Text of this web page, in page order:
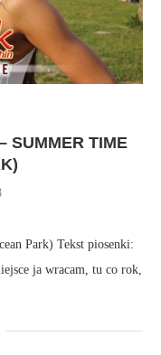
SUMMER TIME
Park) Tekst piosenki:
ja wracam, tu co rok,